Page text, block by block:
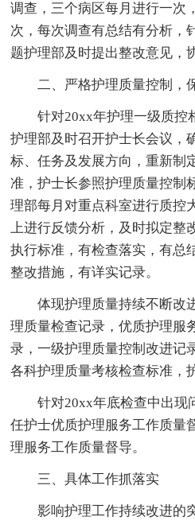
调查，三个病区每月进行一次
次，每次调查有总结有分析，
题护理部及时提出整改意见，
二、严格护理质量控制，
针对20xx年护理一级质控
护理部及时召开护士长会议，
标、任务及发展方向，重新制
准，护士长参照护理质量控制
理部每月对重点科室进行质控
上进行反馈分析，及时拟定整
执行标准，有检查落实，有总
整改措施，有详实记录。
体现护理质量持续不断改
理质量检查记录，优质护理服
录，一级护理质量控制改进记
各科护理质量考核检查标准，
针对20xx年底检查中出现
任护士优质护理服务工作质量
理服务工作质量督导。
三、具体工作抓落实
影响护理工作持续改进的